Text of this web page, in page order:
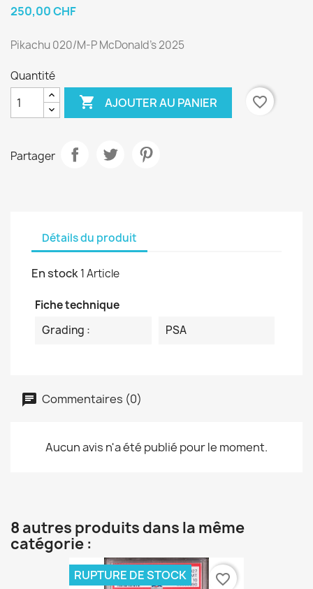
250,00 CHF
Pikachu 020/M-P McDonald's 2025
Quantité
 AJOUTER AU PANIER favorite_border
Partager
Détails du produit
En stock1 Article
Fiche technique
Grading :
PSA
Commentaires (0)
Aucun avis n'a été publié pour le moment.
8 autres produits dans la même
catégorie :
RUPTURE DE STOCK favorite_border